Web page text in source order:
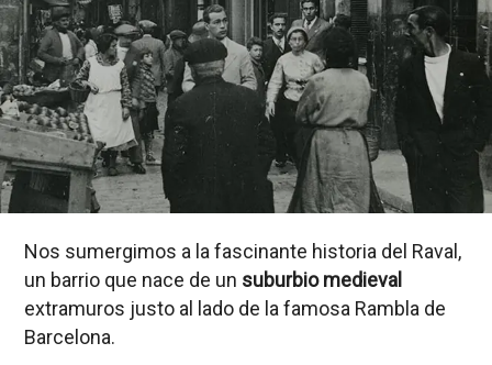
Nos sumergimos a la fascinante historia del Raval,
un barrio que nace de un suburbio medieval
extramuros justo al lado de la famosa Rambla de
Barcelona.